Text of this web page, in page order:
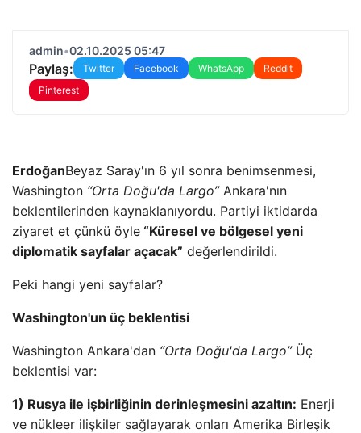
admin•02.10.2025 05:47
Paylaş: Twitter Facebook WhatsApp
Reddit
Pinterest
ErdoğanBeyaz Saray'ın 6 yıl sonra benimsenmesi,
Washington “Orta Doğu'da Largo” Ankara'nın
beklentilerinden kaynaklanıyordu. Partiyi iktidarda
ziyaret et çünkü öyle “Küresel ve bölgesel yeni
diplomatik sayfalar açacak” değerlendirildi.
Peki hangi yeni sayfalar?
Washington'un üç beklentisi
Washington Ankara'dan “Orta Doğu'da Largo” Üç
beklentisi var:
1) Rusya ile işbirliğinin derinleşmesini azaltın: Enerji
ve nükleer ilişkiler sağlayarak onları Amerika Birleşik